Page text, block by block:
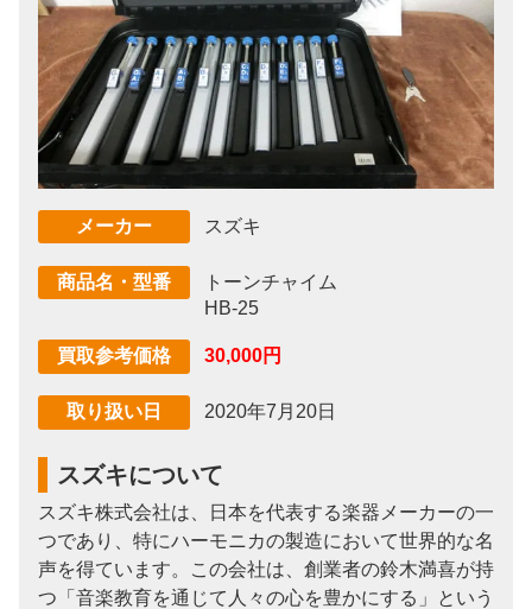
メーカー スズキ
商品名・型番
トーンチャイム
HB-25
買取参考価格 30,000円
取り扱い日 2020年7月20日
スズキについて
スズキ株式会社は、日本を代表する楽器メーカーの一
つであり、特にハーモニカの製造において世界的な名
声を得ています。この会社は、創業者の鈴木満喜が持
つ「音楽教育を通じて人々の心を豊かにする」という